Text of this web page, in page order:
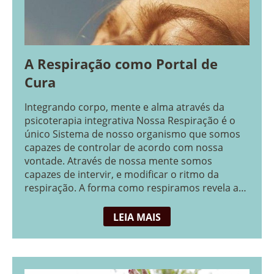
A Respiração como Portal de
Cura
Integrando corpo, mente e alma através da
psicoterapia integrativa Nossa Respiração é o
único Sistema de nosso organismo que somos
capazes de controlar de acordo com nossa
vontade. Através de nossa mente somos
capazes de intervir, e modificar o ritmo da
respiração. A forma como respiramos revela a
LEIA MAIS